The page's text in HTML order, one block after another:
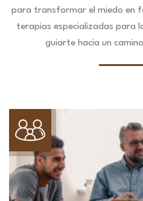
para transformar el miedo en
terapias especializadas para
guiarte hacia un